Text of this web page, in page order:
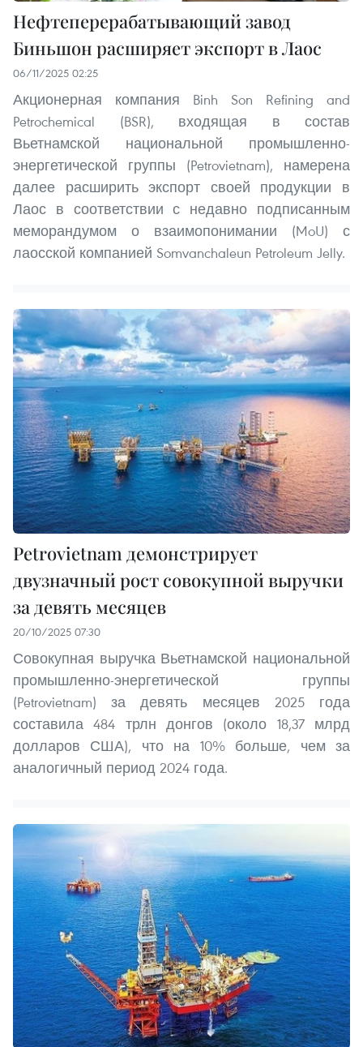
Нефтеперерабатывающий завод
Биньшон расширяет экспорт в Лаос
06/11/2025 02:25
Акционерная компания Binh Son Refining and
Petrochemical (BSR), входящая в состав
Вьетнамской национальной промышленно-
энергетической группы (Petrovietnam), намерена
далее расширить экспорт своей продукции в
Лаос в соответствии с недавно подписанным
меморандумом о взаимопонимании (MoU) с
лаосской компанией Somvanchaleun Petroleum Jelly.
Petrovietnam демонстрирует
двузначный рост совокупной выручки
за девять месяцев
20/10/2025 07:30
Совокупная выручка Вьетнамской национальной
промышленно-энергетической группы
(Petrovietnam) за девять месяцев 2025 года
составила 484 трлн донгов (около 18,37 млрд
долларов США), что на 10% больше, чем за
аналогичный период 2024 года.